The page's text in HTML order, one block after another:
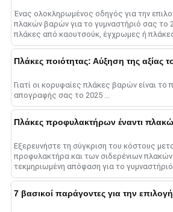
Ένας ολοκληρωμένος οδηγός για την
πλακών βαρών για το γυμναστήριό σας το
πλάκες από καουτσούκ, έγχρωμες ή
πληροφορίες σχετικά με την
Γιατί οι κορυφαίες πλάκες βαρών είναι το
απογραφής σας το 2025 ...
Εξερευνήστε τη σύγκριση του κόστους
προφυλακτήρα και των σιδερένιων πλακών
τεκμηριωμένη απόφαση για το